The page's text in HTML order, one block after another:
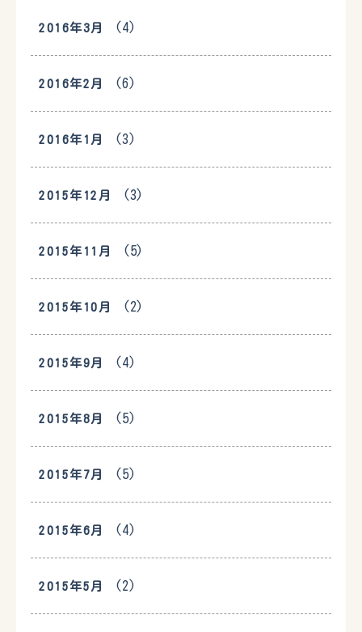
2016年3月 (4)
2016年2月 (6)
2016年1月 (3)
2015年12月 (3)
2015年11月 (5)
2015年10月 (2)
2015年9月 (4)
2015年8月 (5)
2015年7月 (5)
2015年6月 (4)
2015年5月 (2)